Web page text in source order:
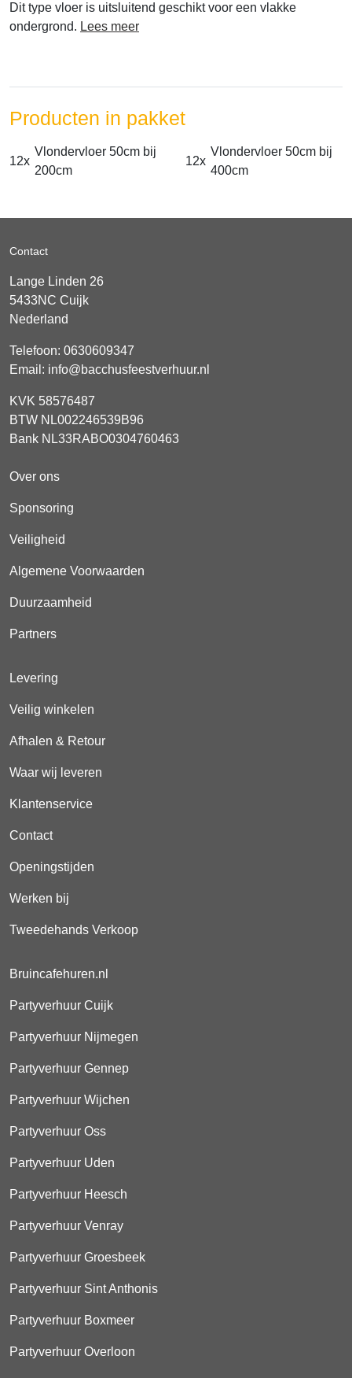
Dit type vloer is uitsluitend geschikt voor een vlakke
ondergrond. Lees meer
Producten in pakket
12x
Vlondervloer 50cm bij
200cm
12x
Vlondervloer 50cm bij
400cm
Contact
Lange Linden 26
5433NC Cuijk
Nederland
Telefoon: 0630609347
Email: info@bacchusfeestverhuur.nl
KVK 58576487
BTW NL002246539B96
Bank NL33RABO0304760463
Over ons
Sponsoring
Veiligheid
Algemene Voorwaarden
Duurzaamheid
Partners
Levering
Veilig winkelen
Afhalen & Retour
Waar wij leveren
Klantenservice
Contact
Openingstijden
Werken bij
Tweedehands Verkoop
Bruincafehuren.nl
Partyverhuur Cuijk
Partyverhuur Nijmegen
Partyverhuur Gennep
Partyverhuur Wijchen
Partyverhuur Oss
Partyverhuur Uden
Partyverhuur Heesch
Partyverhuur Venray
Partyverhuur Groesbeek
Partyverhuur Sint Anthonis
Partyverhuur Boxmeer
Partyverhuur Overloon